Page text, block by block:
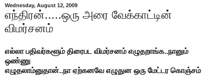
Wednesday, August 12, 2009
எந்திரன்.....ஒரு அரை வேக்காட்டின்
விமர்சனம்
எல்லா பதிவர்களூம் திரைபட விமர்சனம் எழுதறாங்க..நானும்
ஒண்ணு
எழுதலாம்னுதான்..நா ஏற்கனவே எழுதுன ஒரு மேட்டர கொஞ்சம்